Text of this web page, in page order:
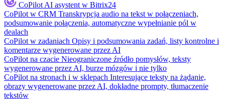
CoPilot AI asystent w Bitrix24
CoPilot w CRM Transkrypcja audio na tekst w połączeniach,
podsumowanie połączenia, automatyczne wypełnianie pól w
dealach
CoPilot w zadaniach Opisy i podsumowania zadań, listy kontrolne i
komentarze wygenerowane przez AI
CoPilot na czacie Nieograniczone źródło pomysłów, teksty
wygenerowane przez AI, burze mózgów i nie tylko
CoPilot na stronach i w sklepach Interesujące teksty na żądanie,
obrazy wygenerowane przez AI, dokładne prompty, tłumaczenie
tekstów